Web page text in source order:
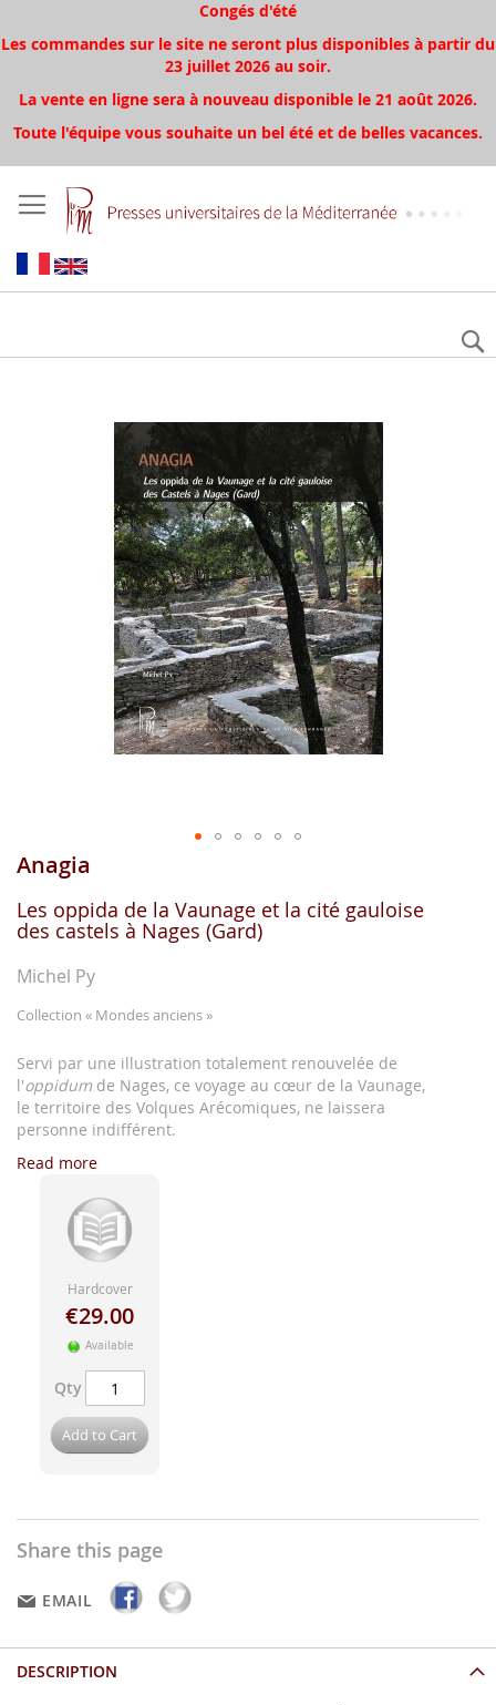
Congés d'été
Les commandes sur le site ne seront plus disponibles à partir du
23 juillet 2026 au soir.
La vente en ligne sera à nouveau disponible le 21 août 2026.
Toute l'équipe vous souhaite un bel été et de belles vacances.
Skip
the
beginning
the
gallery
Anagia
Les oppida de la Vaunage et la cité gauloise
des castels à Nages (Gard)
Michel Py
Collection « Mondes anciens »
Servi par une illustration totalement renouvelée de
l'oppidum de Nages, ce voyage au cœur de la Vaunage,
le territoire des Volques Arécomiques, ne laissera
personne indifférent.
Read more
Hardcover
€29.00
Available
Qty
Add to Cart
Share this page
EMAIL
DESCRIPTION